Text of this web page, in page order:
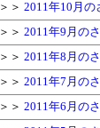
＞＞ 2011年10月の
＞＞ 2011年9月の
＞＞ 2011年8月の
＞＞ 2011年7月の
＞＞ 2011年6月の